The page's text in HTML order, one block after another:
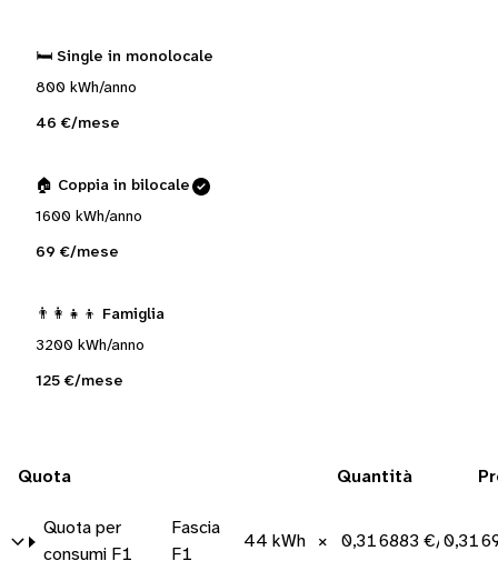
🛏️ Single in monolocale
800 kWh/anno
46 €/mese
🏠 Coppia in bilocale
1600 kWh/anno
69 €/mese
👨‍👩‍👧‍👦 Famiglia
3200 kWh/anno
125 €/mese
Quota Quantità
Quota per
consumi F1
Fascia
F1
44 kWh × 0,316883 €/kWh